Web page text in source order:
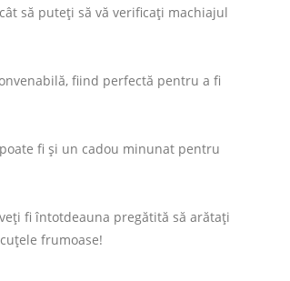
să puteți să vă verificați machiajul
fiind perfectă pentru a fi
fi și un cadou minunat pentru
fi întotdeauna pregătită să arătați
frumoase!